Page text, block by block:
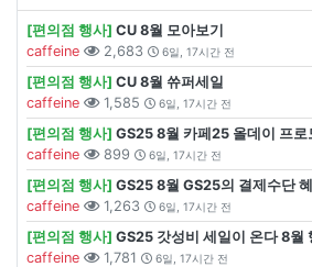
[편의점 행사] CU 8월 모아보기
caffeine
2,683 6일, 17시간 전
[편의점 행사] CU 8월 쓔퍼세일
caffeine
1,585 6일, 17시간 전
[편의점 행사] GS25 8월 카페25 올데이 프로
caffeine
899 6일, 17시간 전
[편의점 행사] GS25 8월 GS25의 결제수단
caffeine
1,263 6일, 17시간 전
[편의점 행사] GS25 갓성비 세일이 온다 8월
caffeine
1,781 6일, 17시간 전